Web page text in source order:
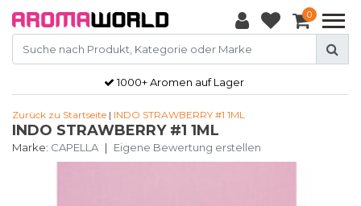
0
1000+ Aromen auf Lager
Zurück zu Startseite | INDO STRAWBERRY #1 1ML
INDO STRAWBERRY #1 1ML
Marke: CAPELLA | Eigene Bewertung erstellen